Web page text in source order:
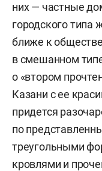
них — частные
городского типа
ближе к
в смешанном
о «втором
Казани с ее
придется
по
треугольными
кровлями и